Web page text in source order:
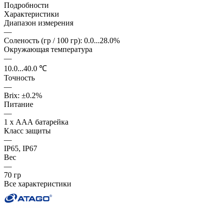
Подробности
Характеристики
Диапазон измерения
—
Соленость (гр / 100 гр): 0.0...28.0%
Окружающая температура
—
10.0...40.0 ℃
Точность
—
Brix: ±0.2%
Питание
—
1 x ААА батарейка
Класс защиты
—
IP65, IP67
Вес
—
70 гр
Все характеристики